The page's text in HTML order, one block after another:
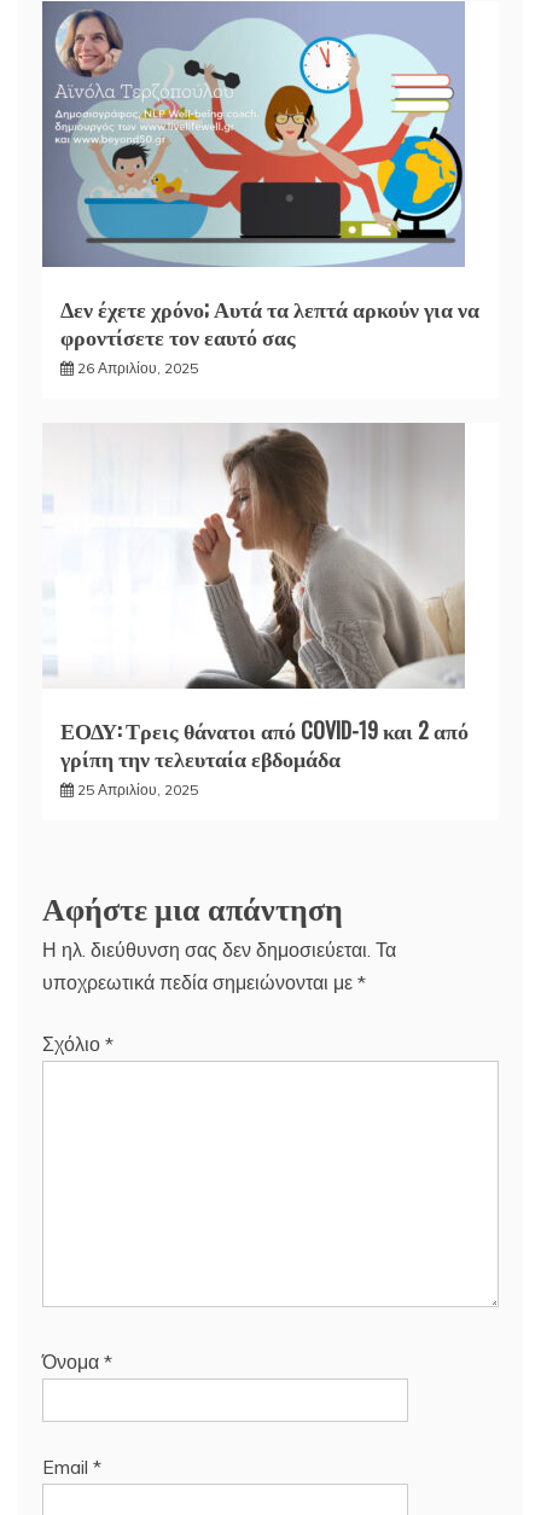
Δεν έχετε χρόνο; Αυτά τα λεπτά αρκούν για να
φροντίσετε τον εαυτό σας
26 Απριλίου, 2025
ΕΟΔΥ: Τρεις θάνατοι από COVID-19 και 2 από
γρίπη την τελευταία εβδομάδα
25 Απριλίου, 2025
Αφήστε μια απάντηση
Η ηλ. διεύθυνση σας δεν δημοσιεύεται. Τα
υποχρεωτικά πεδία σημειώνονται με *
Σχόλιο *
Όνομα *
Email *